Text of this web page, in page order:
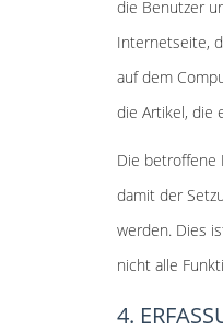
die Benutzer
Internetseite,
auf dem
die Artikel, die
Die betroffene
damit der
werden. Dies
nicht alle
4.